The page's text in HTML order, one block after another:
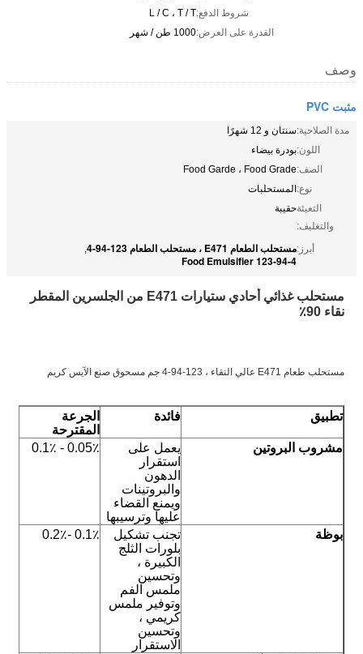
شروط الدفع:L / C ، T / T
القدرة على العرض:1000 طن / شهر
وصف
مثبت PVC
مدة الصلاحية:سنتان و 12 شهرًا
اللون:بودرة بيضاء
الصف:Food Garde ، Food Grade
نوع:المستحلبات
التعبئة
والتغليف:
حقيبة
أبرز:مستحلب الطعام E471 ، مستحلب الطعام 123-94-4 ,
123-94-4 Food Emulsifier
مستحلب غذائي أحادي ستيارات E471 من الجلسرين المقطر
نقاء 90٪
مستحلب طعام E471 عالي النقاء ، 123-94-4 جم مسحوق صنع الآيس كريم
تطبيق فائدة
الجرعة
المقترحة
مشروب البروتين
يعمل على
استقرار
الدهون
والبروتينات
ويمنع القضاء
عليها وترسيبها
0.05٪ - 0.1٪
بوظة
تجنب تشكيل
بلورات الثلج
الكبيرة ،
وتحسين
ملمس الفم
وتوفير ملمس
كريمي ،
وتحسين
الاستقرار
0.1٪ -0.2٪